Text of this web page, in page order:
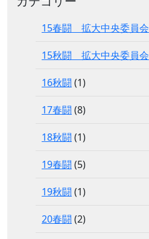
15春闘 拡大中央委員会
15秋闘 拡大中央委員会
16秋闘 (1)
17春闘 (8)
18秋闘 (1)
19春闘 (5)
19秋闘 (1)
20春闘 (2)